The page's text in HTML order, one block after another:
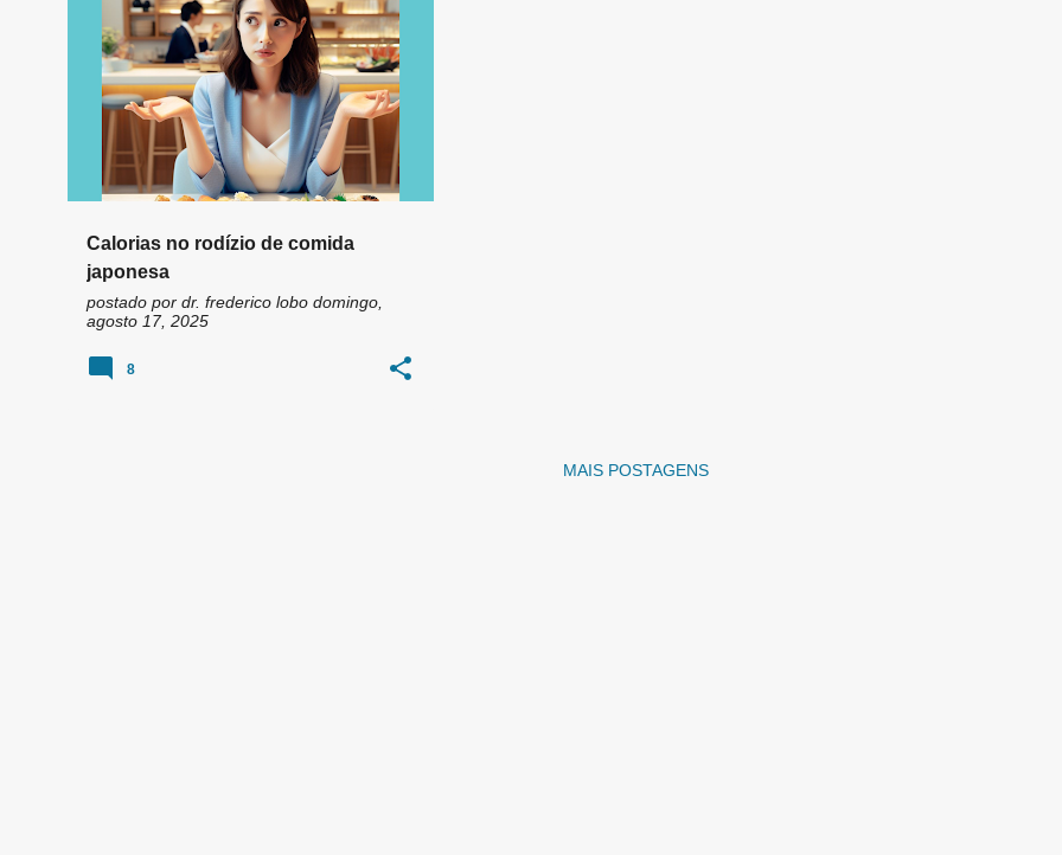
Calorias no rodízio de comida
japonesa
postado por dr. frederico lobo domingo,
agosto 17, 2025
COMIDA JAPONESA +12
8
MAIS POSTAGENS